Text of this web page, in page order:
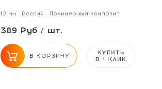
12 мм Россия Полимерный композит
389 Руб / шт.
В КОРЗИНУ
КУПИТЬ
В 1 КЛИК